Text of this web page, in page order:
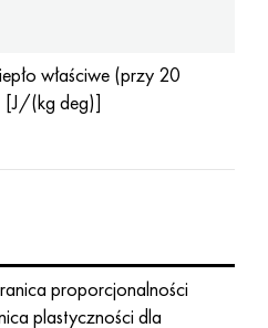
właściwe (przy 20
[J/(kg deg)]
proporcjonalności
plastyczności dla